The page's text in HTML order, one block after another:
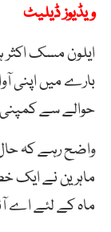
ویڈیوز ڈیلیٹ
ایلون مسک
بارے میں اپنی
حوالے سے کمپنی
واضح رہے کہ
ماہ کے لئے اے